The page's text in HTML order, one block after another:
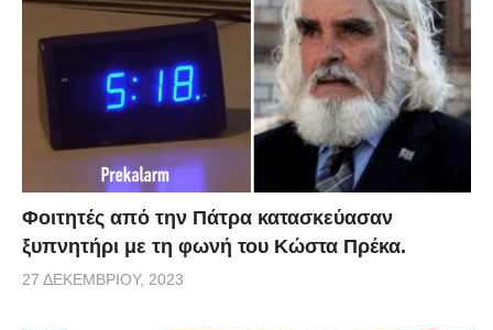
via
Φοιτητές από την Πάτρα κατασκεύασαν
ξυπνητήρι με τη φωνή του Κώστα Πρέκα.
27 ΔΕΚΕΜΒΡΊΟΥ, 2023